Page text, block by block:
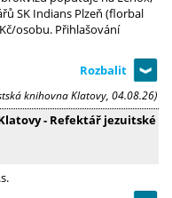
SK Indians Plzeň (florbal
osobu. Přihlašování
knihovna Klatovy, 04.08.26)
- Refektář jezuitské